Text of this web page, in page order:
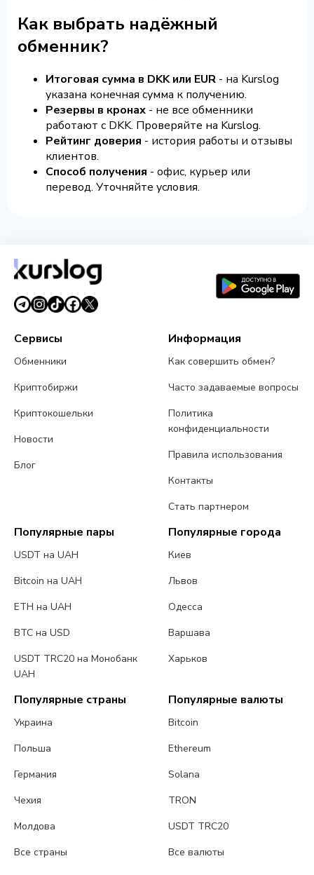
Как выбрать надёжный
обменник?
Итоговая сумма в DKK или EUR - на Kurslog
указана конечная сумма к получению.
Резервы в кронах - не все обменники
работают с DKK. Проверяйте на Kurslog.
Рейтинг доверия - история работы и отзывы
клиентов.
Способ получения - офис, курьер или
перевод. Уточняйте условия.
Сервисы
Обменники
Криптобиржи
Криптокошельки
Новости
Блог
Информация
Как совершить обмен?
Часто задаваемые вопросы
Политика
конфиденциальности
Правила использования
Контакты
Стать партнером
Популярные пары
USDT на UAH
Bitcoin на UAH
ETH на UAH
BTC на USD
USDT TRC20 на Монобанк
UAH
Популярные города
Киев
Львов
Одесса
Варшава
Харьков
Популярные страны
Украина
Польша
Германия
Чехия
Молдова
Все страны
Популярные валюты
Bitcoin
Ethereum
Solana
TRON
USDT TRC20
Все валюты